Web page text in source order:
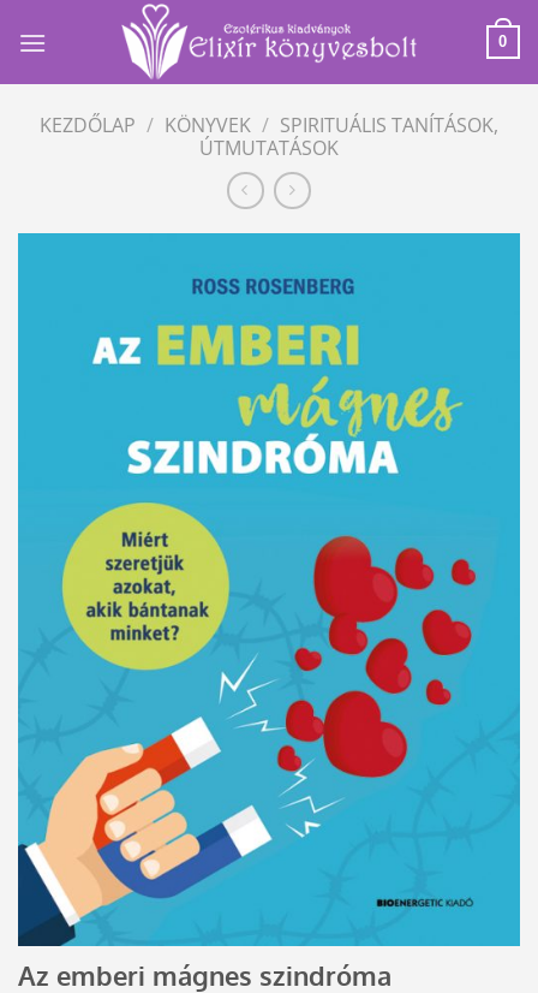
0
KEZDŐLAP / KÖNYVEK / SPIRITUÁLIS TANÍTÁSOK,
ÚTMUTATÁSOK
Az emberi mágnes szindróma